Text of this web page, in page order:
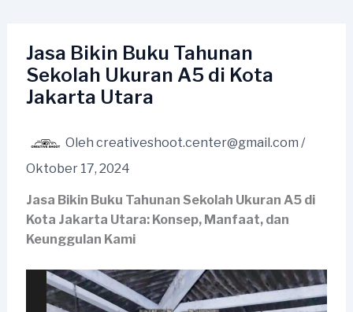
kontenJasa Bikin Buku Tahunan
Sekolah Ukuran A5 di Kota
Jakarta Utara
Oleh creativeshoot.center@gmail.com /
Oktober 17, 2024
Jasa Bikin Buku Tahunan Sekolah Ukuran A5 di
Kota Jakarta Utara: Konsep, Manfaat, dan
Keunggulan Kami